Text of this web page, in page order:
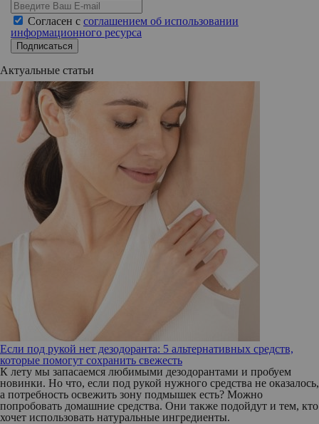
Согласен с соглашением об использовании
информационного ресурса
Подписаться
Актуальные статьи
Если под рукой нет дезодоранта: 5 альтернативных средств,
которые помогут сохранить свежесть
К лету мы запасаемся любимыми дезодорантами и пробуем
новинки. Но что, если под рукой нужного средства не оказалось,
а потребность освежить зону подмышек есть? Можно
попробовать домашние средства. Они также подойдут и тем, кто
хочет использовать натуральные ингредиенты.